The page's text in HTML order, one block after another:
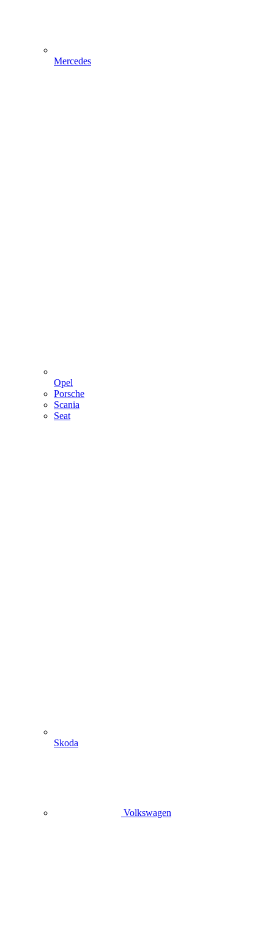
Mercedes
Opel
Porsche
Scania
Seat
Skoda
Volkswagen